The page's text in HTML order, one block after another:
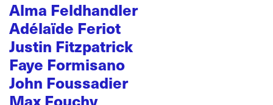
Alma Feldhandler
Adélaïde Feriot
Justin Fitzpatrick
Faye Formisano
John Foussadier
Max Fouchy